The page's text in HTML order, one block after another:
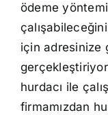
ödeme
için adresinize
hurdacı ile
firmamızdan